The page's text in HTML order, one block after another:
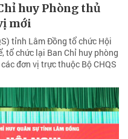
huy Phòng thủ
mới
tỉnh Lâm Đồng tổ chức Hội
tổ chức lại Ban Chỉ huy phòng
đơn vị trực thuộc Bộ CHQS